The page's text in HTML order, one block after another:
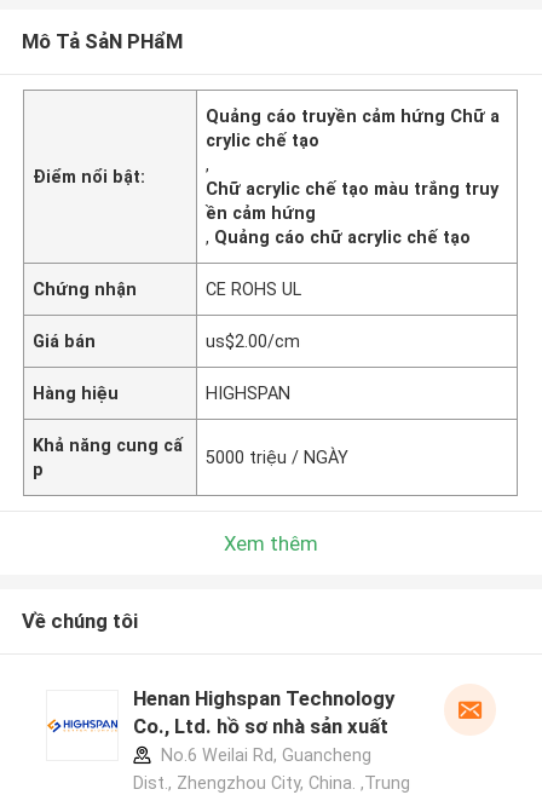
Mô Tả SảN PHẩM
Điểm nổi bật:
Quảng cáo truyền cảm hứng Chữ a
crylic chế tạo
,
Chữ acrylic chế tạo màu trắng truy
ền cảm hứng
, Quảng cáo chữ acrylic chế tạo
Chứng nhận CE ROHS UL
Giá bán us$2.00/cm
Hàng hiệu HIGHSPAN
Khả năng cung cấ
p
5000 triệu / NGÀY
Xem thêm
Về chúng tôi
Henan Highspan Technology
Co., Ltd. hồ sơ nhà sản xuất
No.6 Weilai Rd, Guancheng
Dist., Zhengzhou City, China. ,Trung